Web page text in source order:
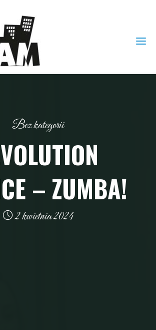
Bez kategorii
– ZUMBA!
2 kwietnia 2024